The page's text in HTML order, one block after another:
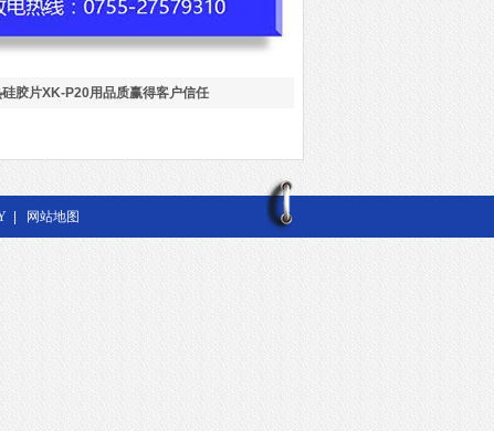
胶片XK-P20用品质赢得客户信任
网站地图